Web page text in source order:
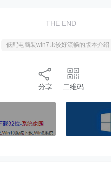
THE END
低配电脑装win7比较好流畅的版本介绍
分享 二维码